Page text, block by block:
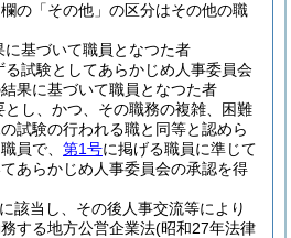
の「その他」の区分はその他の職
に基づいて職員となつた者
る試験としてあらかじめ人事委員会
果に基づいて職員となつた者
とし、かつ、その職務の複雑、困難
試験の行われる職と同等と認めら
員で、 第1号に掲げる職員に準じて
あらかじめ人事委員会の承認を得
該当し、その後人事交流等により
する地方公営企業法(昭和27年法律